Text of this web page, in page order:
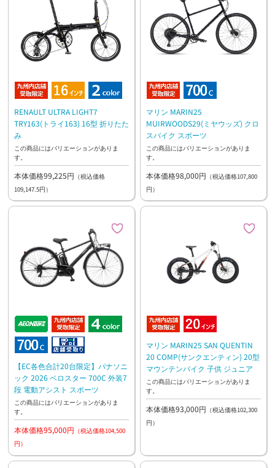
RENAULT ULTRA LIGHT7
TRY163(トライ163) 16型 折りたた
み
この商品にはバリエーションがありま
す。
本体価格99,225円 （税込価格
109,147.5円）
マリン MARIN25
MUIRWOODS29(ミヤウッズ) クロ
スバイク スポーツ
この商品にはバリエーションがありま
す。
本体価格98,000円 （税込価格107,800
円）
【EC各色合計20台限定】パナソニ
ック 2026 ベロスター 700C 外装7
段 電動アシスト スポーツ
この商品にはバリエーションがありま
す。
本体価格95,000円 （税込価格104,500
円）
マリン MARIN25 SAN QUENTIN
20 COMP(サンクエンティン) 20型
マウンテンバイク 子供 ジュニア
この商品にはバリエーションがありま
す。
本体価格93,000円 （税込価格102,300
円）